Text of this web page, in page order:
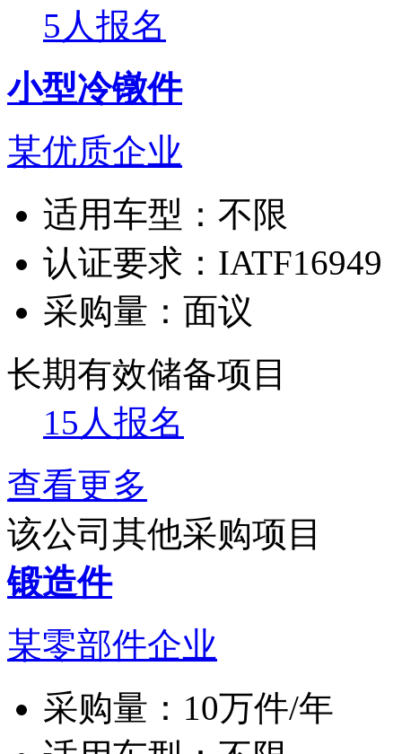
5人报名
小型冷镦件
某优质企业
适用车型： 不限
认证要求： IATF16949
采购量： 面议
长期有效储备项目
15人报名
查看更多
该公司其他采购项目
锻造件
某零部件企业
采购量： 10万件/年